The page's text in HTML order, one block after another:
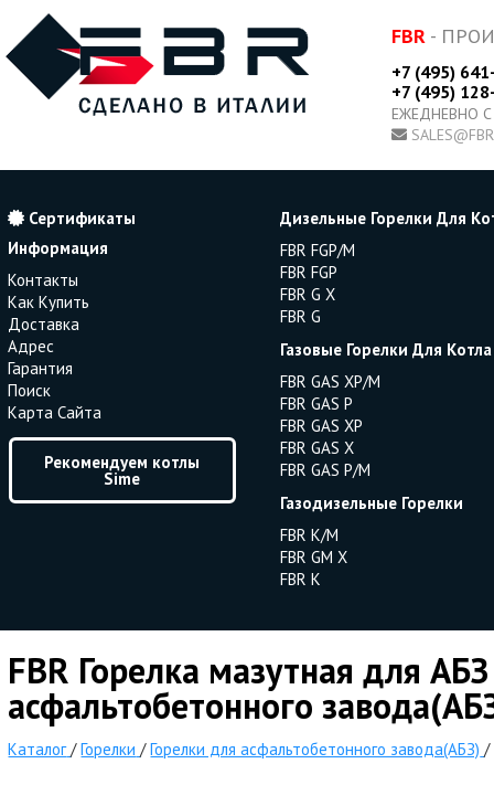
FBR -
+7 (495)
+7 (495)
ЕЖЕДНЕВНО
Сертификаты
Информация
Контакты
Как Купить
Доставка
Адрес
Гарантия
Поиск
Карта Сайта
Рекомендуем котлы
Sime
Дизельные Горелки Для
FBR FGP/M
FBR FGP
FBR G X
FBR G
Газовые Горелки Для Котла
FBR GAS XP/M
FBR GAS P
FBR GAS XP
FBR GAS X
FBR GAS P/M
Газодизельные Горелки
FBR K/M
FBR GM X
FBR K
FBR Горелка мазутная для
асфальтобетонного
Каталог /Горелки /Горелки для асфальтобетонного завода(АБЗ) /